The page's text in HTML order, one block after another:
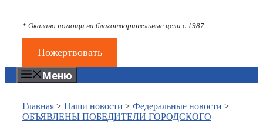
* Оказано помощи на благотворительные цели с 1987.
Пожертвовать
Меню
Главная > Наши новости > Федеральные новости >
ОБЪЯВЛЕНЫ ПОБЕДИТЕЛИ ГОРОДСКОГО